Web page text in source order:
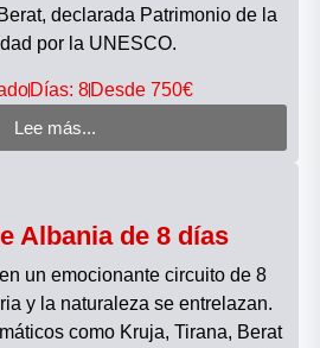
declarada Patrimonio de la
por la UNESCO.
Días: 8Desde 750€
Lee más...
Albania de 8 días
un emocionante circuito de 8
y la naturaleza se entrelazan.
como Kruja, Tirana, Berat